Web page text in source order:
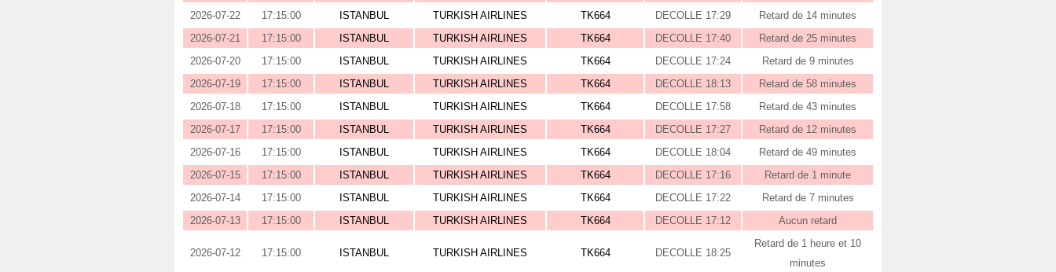
2026-07-22
17:15:00 ISTANBUL TURKISH AIRLINES TK664 DECOLLE 17:29
Retard de 14 minutes
2026-07-21
17:15:00 ISTANBUL TURKISH AIRLINES TK664 DECOLLE 17:40
Retard de 25 minutes
2026-07-20
17:15:00 ISTANBUL TURKISH AIRLINES TK664 DECOLLE 17:24
Retard de 9 minutes
2026-07-19
17:15:00 ISTANBUL TURKISH AIRLINES TK664 DECOLLE 18:13
Retard de 58 minutes
2026-07-18
17:15:00 ISTANBUL TURKISH AIRLINES TK664 DECOLLE 17:58
Retard de 43 minutes
2026-07-17
17:15:00 ISTANBUL TURKISH AIRLINES TK664 DECOLLE 17:27
Retard de 12 minutes
2026-07-16
17:15:00 ISTANBUL TURKISH AIRLINES TK664 DECOLLE 18:04
Retard de 49 minutes
2026-07-15
17:15:00 ISTANBUL TURKISH AIRLINES TK664 DECOLLE 17:16
Retard de 1 minute
2026-07-14
17:15:00 ISTANBUL TURKISH AIRLINES TK664 DECOLLE 17:22
Retard de 7 minutes
2026-07-13
17:15:00 ISTANBUL TURKISH AIRLINES TK664 DECOLLE 17:12 Aucun retard
2026-07-12 17:15:00 ISTANBUL TURKISH AIRLINES TK664 DECOLLE 18:25
Retard de 1 heure et 10
minutes